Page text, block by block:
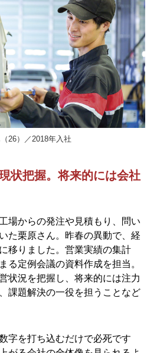
26）／2018年入社
状把握。将来的には会社
場からの発注や見積もり、問い
た栗原さん。昨春の異動で、経
移りました。営業実績の集計
る定例会議の資料作成を担当。
状況を把握し、将来的には注力
課題解決の一役を担うことなど
字を打ち込むだけで必死です